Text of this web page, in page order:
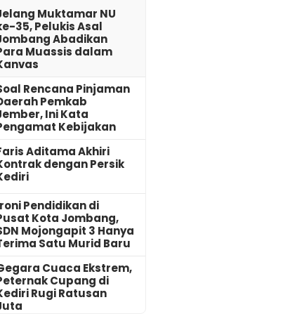
Muktamar NU
35, Pelukis Asal
Abadikan
Muassis dalam
Rencana Pinjaman
Pemkab
Ini Kata
Kebijakan
Aditama Akhiri
dengan Persik
Pendidikan di
Kota Jombang,
Mojongapit 3 Hanya
Satu Murid Baru
Cuaca Ekstrem,
Cupang di
Rugi Ratusan